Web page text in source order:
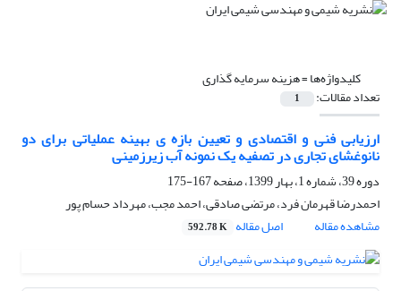
کلیدواژه‌ها =هزینه سرمایه گذاری
تعداد مقالات: 1
ارزیابی فنی و اقتصادی و تعیین بازه ی بهینه عملیاتی برای دو
نانوغشای تجاری در تصفیه یک نمونه آب زیرزمینی
دوره 39، شماره 1، بهار 1399، صفحه
167-175
احمدرضا قهرمان فرد، مرتضی صادقی، احمد مجب، مهرداد حسام پور
مشاهده مقاله
اصل مقاله 592.78 K